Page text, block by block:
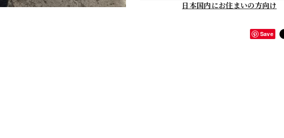
日本国内にお住まいの方向け
Save